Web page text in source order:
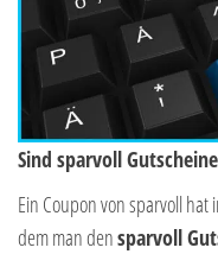
Sind sparvoll
Ein Coupon von sparvoll hat
dem man densparvoll